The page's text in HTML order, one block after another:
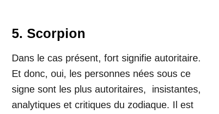
5. Scorpion
Dans le cas présent, fort signifie autoritaire.
Et donc, oui, les personnes nées sous ce
signe sont les plus autoritaires, insistantes,
analytiques et critiques du zodiaque. Il est